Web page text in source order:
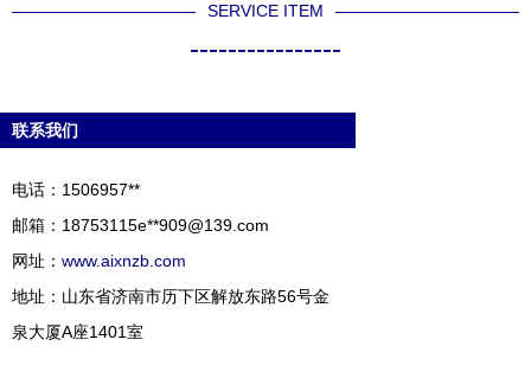
SERVICE ITEM
----------------
联系我们
电话：1506957**
邮箱：18753115e**909@139.com
网址： www.aixnzb.com
地址：山东省济南市历下区解放东路56号金
泉大厦A座1401室